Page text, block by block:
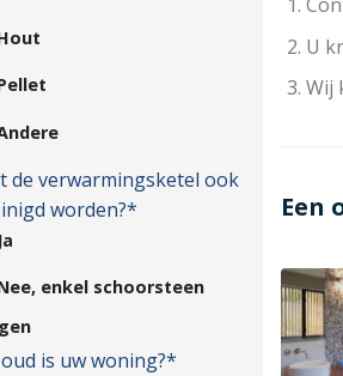
de verwarmingsketel ook
worden?*
Ja
enkel schoorsteen
is uw woning?*
U
Wij
Een